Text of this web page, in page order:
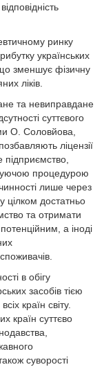
ринку
українських
зменшує фізичну
ліків.
та невиправдане
суттєвого
О. Соловйова,
ліцензії
процедурою
лише через
цілком достатньо
та отримати
а іноді
в обігу
засобів тією
країн світу.
країн суттєво
суворості